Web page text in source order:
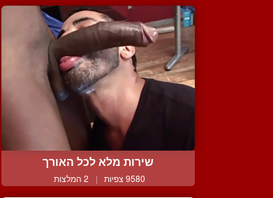
שירות מלא לכל האורך
9580 צפיות | 2 המלצות